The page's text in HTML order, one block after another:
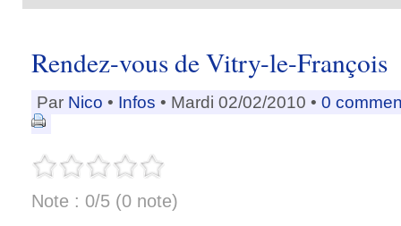
Rendez-vous de Vitry-le-François
Par Nico • Infos • Mardi 02/02/2010 • 0
Note : 0/5 (0 note)